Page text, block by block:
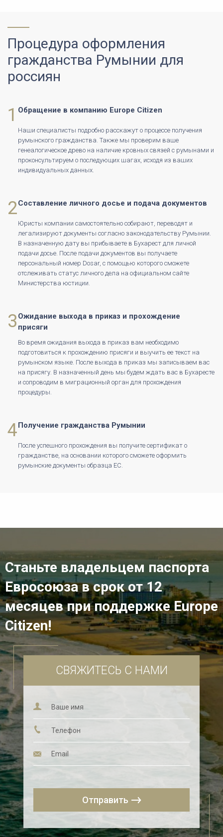
Процедура оформления
гражданства Румынии для
россиян
1 Обращение в компанию Europe Citizen
Наши специалисты подробно расскажут о процессе получения
румынского гражданства. Также мы проверим ваше
генеалогическое древо на наличие кровных связей с румынами и
проконсультируем о последующих шагах, исходя из ваших
индивидуальных данных.
2Составление личного досье и подача документов
Юристы компании самостоятельно собирают, переводят и
легализируют документы согласно законодательству Румынии.
В назначенную дату вы прибываете в Бухарест для личной
подачи досье. После подачи документов вы получаете
персональный номер Dosar, с помощью которого сможете
отслеживать статус личного дела на официальном сайте
Министерства юстиции.
3 Ожидание выхода в приказ и прохождение
присяги
Во время ожидания выхода в приказ вам необходимо
подготовиться к прохождению присяги и выучить ее текст на
румынском языке. После выхода в приказ мы записываем вас
на присягу. В назначенный день мы будем ждать вас в Бухаресте
и сопроводим в миграционный орган для прохождения
процедуры.
4Получение гражданства Румынии
После успешного прохождения вы получите сертификат о
гражданстве, на основании которого сможете оформить
румынские документы образца ЕС.
Станьте владельцем паспорта
Евросоюза в срок от 12
месяцев при поддержке Europe
Citizen!
СВЯЖИТЕСЬ С НАМИ
Отправить